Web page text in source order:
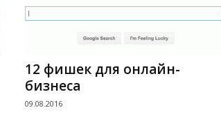
12 фишек для онлайн-
бизнеса
09.08.2016